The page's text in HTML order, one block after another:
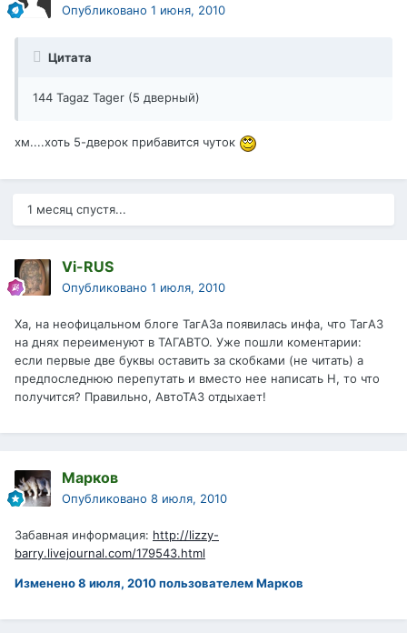
Опубликовано 1 июня, 2010
Цитата
144 Tagaz Tager (5 дверный)
хм....хоть 5-дверок прибавится чуток
1 месяц спустя...
Vi-RUS
Опубликовано 1 июля, 2010
Ха, на неофицальном блоге ТагАЗа появилась инфа, что ТагАЗ
на днях переименуют в ТАГАВТО. Уже пошли коментарии:
если первые две буквы оставить за скобками (не читать) а
предпоследнюю перепутать и вместо нее написать Н, то что
получится? Правильно, АвтоТАЗ отдыхает!
Марков
Опубликовано 8 июля, 2010
Забавная информация: http://lizzy-
barry.livejournal.com/179543.html
Изменено8 июля, 2010пользователем Марков